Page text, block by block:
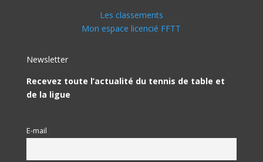
Les classements
Mon espace licencié FFTT
Newsletter
Recevez toute l’actualité du tennis de table et
de la ligue
E-mail